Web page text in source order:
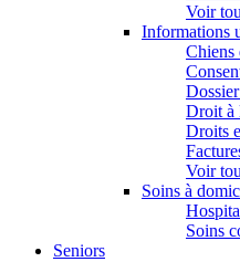
Voir
Informations
Chiens
Droit à
Droits
Voir
Soins à
Soins
Seniors